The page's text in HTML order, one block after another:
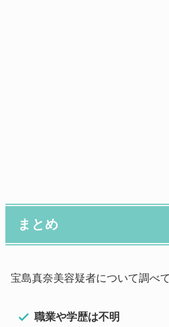
まとめ
宝島真奈美容疑者について調べ
職業や学歴は不明